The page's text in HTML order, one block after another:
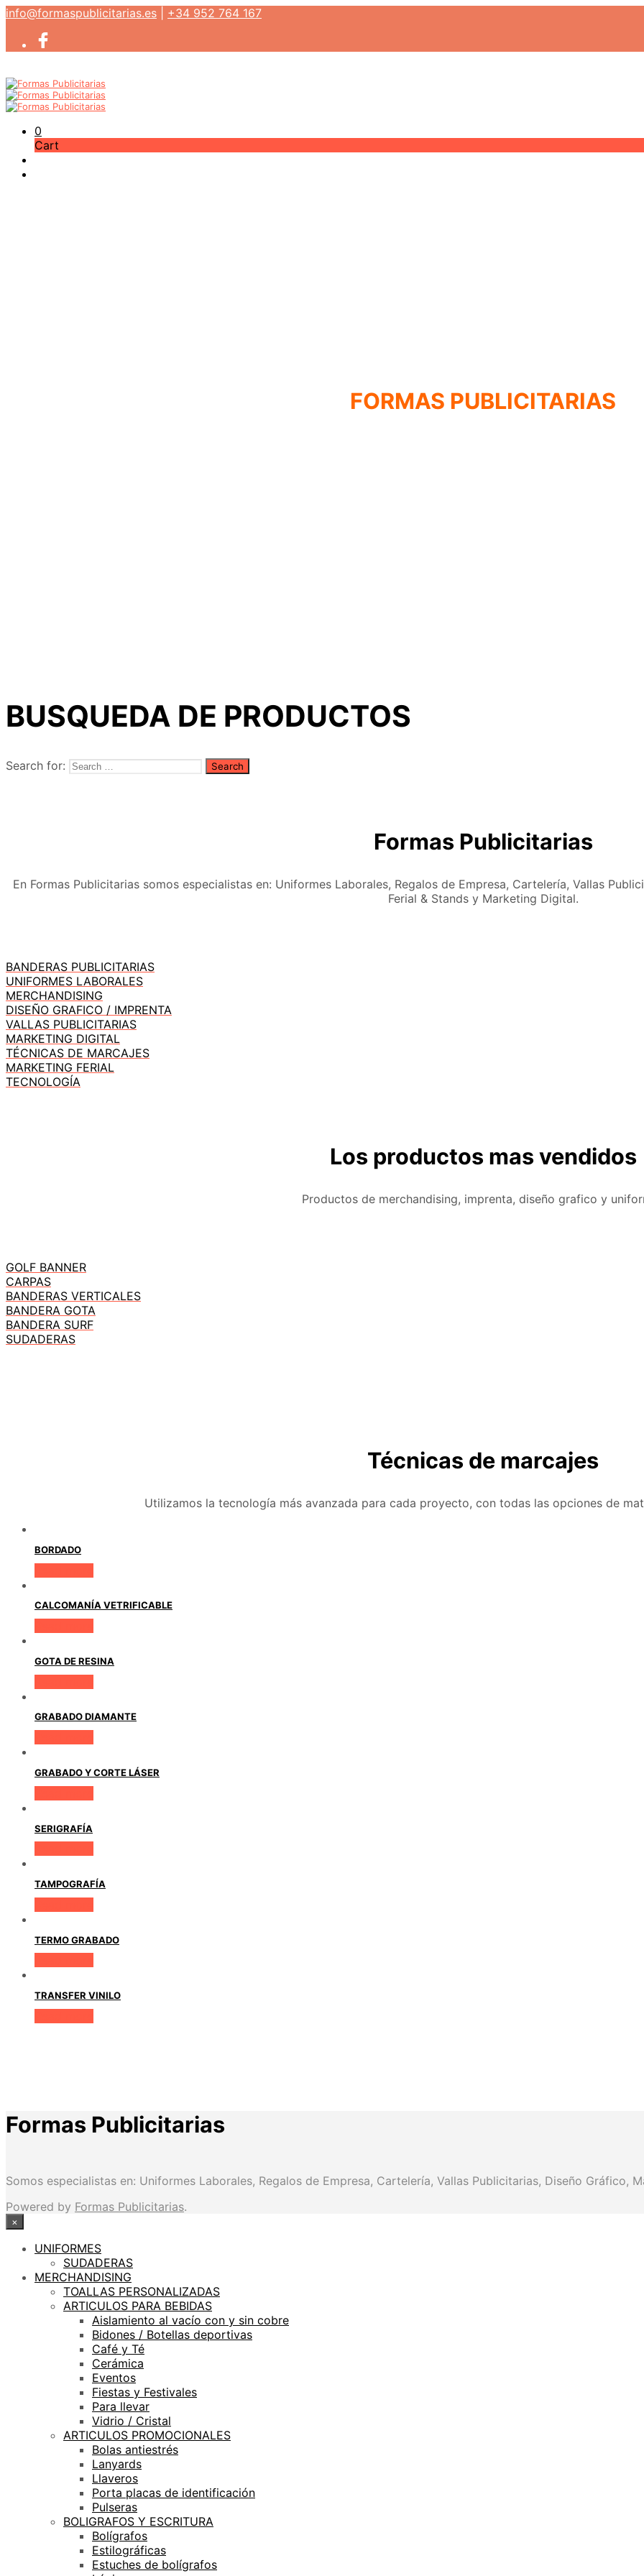
info@formaspublicitarias.es +34 952 764 167
0
Cart
FORMAS PUBLICITARIAS
BUSQUEDA DE PRODUCTOS
Search for:
Formas Publicitarias
En Formas Publicitarias somos especialistas en: Uniformes Laborales, Regalos de Empresa, Cartelería, Vallas
Ferial & Stands y Marketing Digital.
BANDERAS PUBLICITARIAS
UNIFORMES LABORALES
MERCHANDISING
DISEÑO GRAFICO / IMPRENTA
VALLAS PUBLICITARIAS
MARKETING DIGITAL
TÉCNICAS DE MARCAJES
MARKETING FERIAL
TECNOLOGÍA
Los productos mas vendidos
Productos de merchandising, imprenta, diseño grafico y
GOLF BANNER
CARPAS
BANDERAS VERTICALES
BANDERA GOTA
BANDERA SURF
SUDADERAS
Técnicas de marcajes
Utilizamos la tecnología más avanzada para cada proyecto, con todas las opciones de
BORDADO
CALCOMANÍA VETRIFICABLE
GOTA DE RESINA
GRABADO DIAMANTE
GRABADO Y CORTE LÁSER
SERIGRAFÍA
TAMPOGRAFÍA
TERMO GRABADO
TRANSFER VINILO
Formas Publicitarias
Somos especialistas en: Uniformes Laborales, Regalos de Empresa, Cartelería, Vallas Publicitarias, Diseño Gráfico,
Powered by Formas Publicitarias.
×
UNIFORMES
SUDADERAS
MERCHANDISING
TOALLAS PERSONALIZADAS
ARTICULOS PARA BEBIDAS
Aislamiento al vacío con y sin cobre
Bidones / Botellas deportivas
Café y Té
Cerámica
Eventos
Fiestas y Festivales
Para llevar
Vidrio / Cristal
ARTICULOS PROMOCIONALES
Bolas antiestrés
Lanyards
Llaveros
Porta placas de identificación
Pulseras
BOLIGRAFOS Y ESCRITURA
Bolígrafos
Estilográficas
Estuches de bolígrafos